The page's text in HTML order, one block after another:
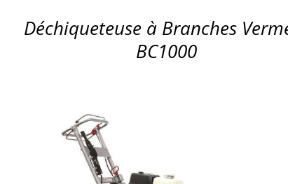
Déchiqueteuse à Branches
BC1000